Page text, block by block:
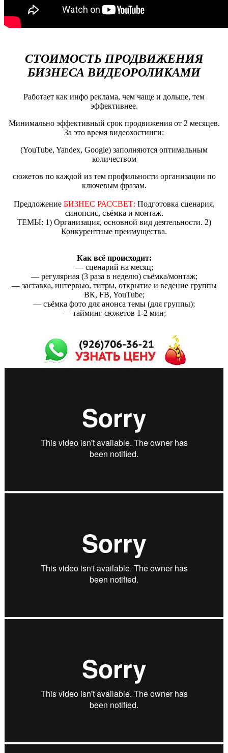
СТОИМОСТЬ ПРОДВИЖЕНИЯ
БИЗНЕСА ВИДЕОРОЛИКАМИ
Работает как инфо реклама, чем чаще и дольше, тем
эффективнее.
Минимально эффективный срок продвижения от 2 месяцев.
За это время видеохостинги:
(YouTube, Yandex, Google) заполняются оптимальным
количеством
сюжетов по каждой из тем профильности организации по
ключевым фразам.
Предложение БИЗНЕС РАССВЕТ: Подготовка сценария,
синопсис, съёмка и монтаж.
ТЕМЫ: 1) Организация, основной вид деятельности. 2)
Конкурентные преимущества.
Как всё происходит:
— сценарий на месяц;
— регулярная (3 раза в неделю) съёмка/монтаж;
— заставка, интервью, титры, открытие и ведение группы
ВК, FB, YouTube;
— съёмка фото для анонса темы (для группы);
— тайминг сюжетов 1-2 мин;